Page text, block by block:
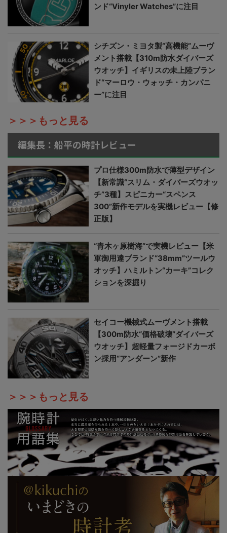
ンド“Vinyler Watches”に注目
シチズン・ミヨタ製“高機能”ムーヴ
メント搭載【310m防水ダイバーズ
ウオッチ】イギリスの未上陸ブラン
ド“マーロウ・ウォッチ・カンパニ
ー”に注目
＞＞＞もっと見る
編集長：船平の時計レビュー
プロ仕様300m防水で薄型デザイン
【新常識“スリム・ダイバーズウオッ
チ”3種】スピニカー“スペンス
300”新作モデルを実機レビュー【修
正版】
“青木ヶ原樹海”で実機レビュー【米
軍御用達ブランド“38mm”ツールウ
オッチ】ハミルトン“カーキ”コレク
ションを深掘り
セイコー機械式ムーヴメント搭載
【300m防水“価格破壊”ダイバーズ
ウオッチ】超軽量フォージドカーボ
ン採用“アンダーン”新作
＞＞＞もっと見る